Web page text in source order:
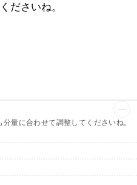
ださいね。
量に合わせて調整してくださいね。